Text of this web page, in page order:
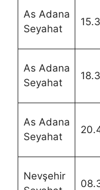
As Adana
Seyahat
As Adana
Seyahat
As Adana
Seyahat
Nevşehir